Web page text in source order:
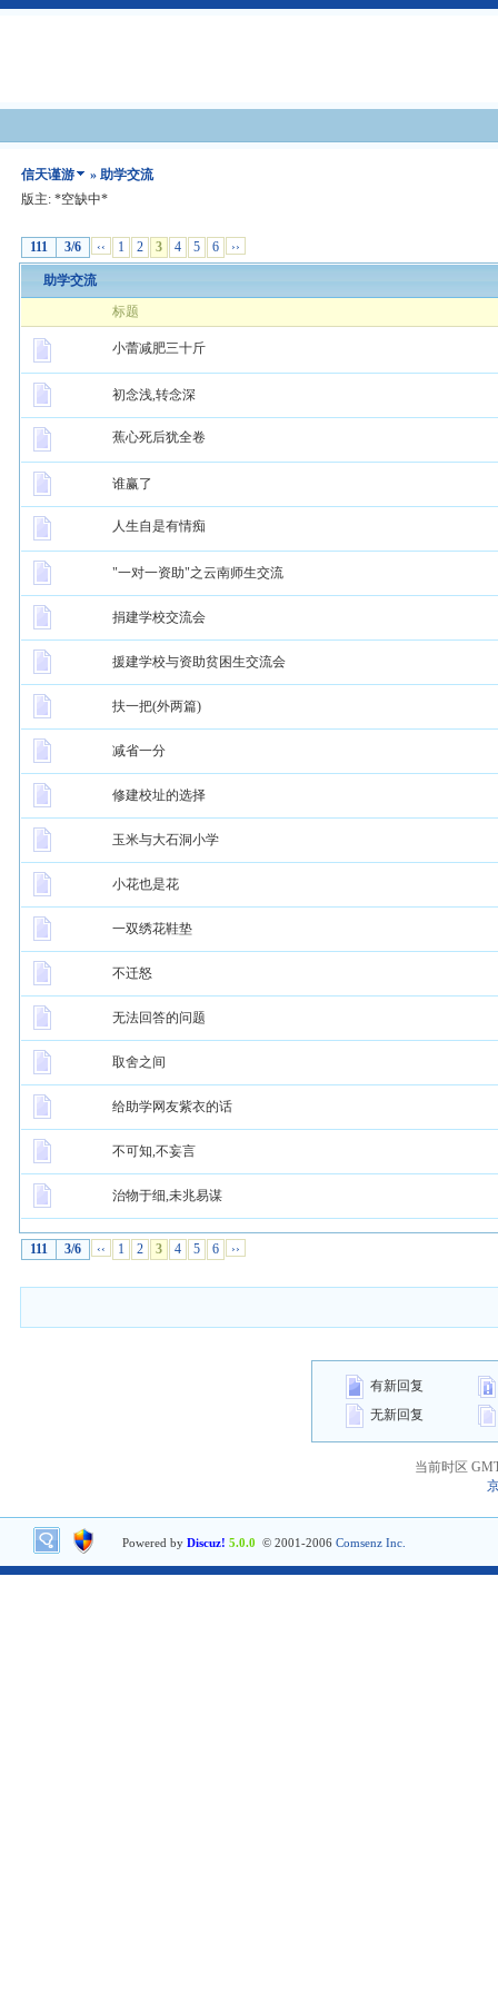
信天谨游
» 助学交流
版主: *空缺中*
111 3/6 ‹‹ 1 2 3 4 5 6 ››
助学交流
标题
小蕾减肥三十斤
初念浅,转念深
蕉心死后犹全卷
谁赢了
人生自是有情痴
"一对一资助"之云南师生交流
捐建学校交流会
援建学校与资助贫困生交流会
扶一把(外两篇)
减省一分
修建校址的选择
玉米与大石洞小学
小花也是花
一双绣花鞋垫
不迁怒
无法回答的问题
取舍之间
给助学网友紫衣的话
不可知,不妄言
治物于细,未兆易谋
111 3/6 ‹‹ 1 2 3 4 5 6 ››
有新回复
无新回复
当前时区
Powered by Discuz! 5.0.0 © 2001-2006 Comsenz Inc.